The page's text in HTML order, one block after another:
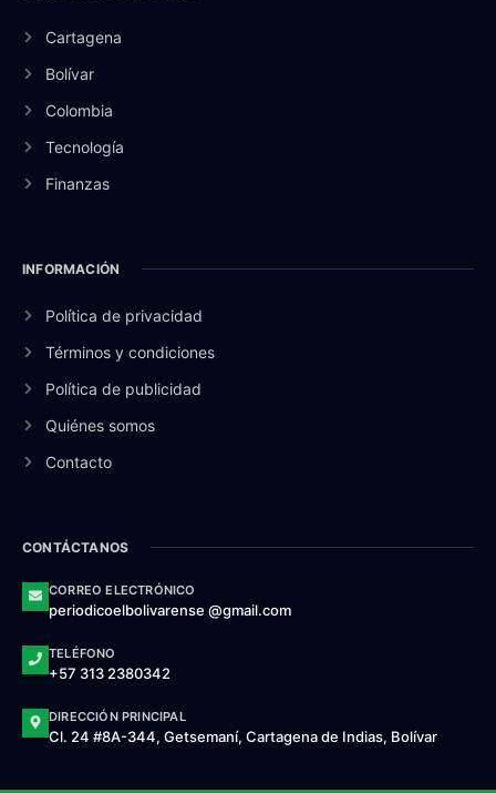
Cartagena
Bolívar
Colombia
Tecnología
Finanzas
INFORMACIÓN
Política de privacidad
Términos y condiciones
Política de publicidad
Quiénes somos
Contacto
CONTÁCTANOS
CORREO ELECTRÓNICO
periodicoelbolivarense @gmail.com
TELÉFONO
+57 313 2380342
DIRECCIÓN PRINCIPAL
Cl. 24 #8A-344, Getsemaní, Cartagena de Indias, Bolívar